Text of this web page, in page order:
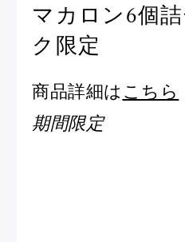
マカロン6個
ク限定
商品詳細は こちら
期間限定